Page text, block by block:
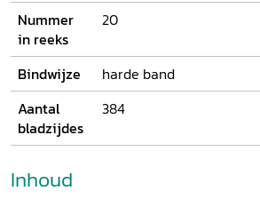
Nummer
in reeks
20
Bindwijze
harde band
Aantal
bladzijdes
384
Inhoud